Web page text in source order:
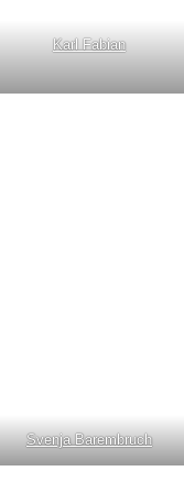
Karl Fabian
Svenja Barembruch